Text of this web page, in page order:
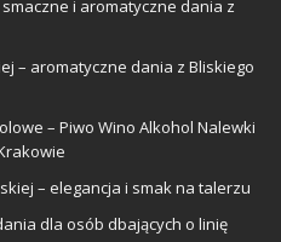
i aromatyczne dania z
– aromatyczne dania z Bliskiego
– Piwo Wino Alkohol Nalewki
– elegancja i smak na talerzu
dla osób dbających o linię